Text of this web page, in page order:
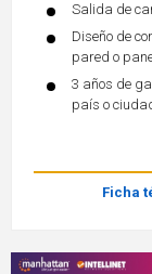
Salida de
Diseño de
pared o
3 años de
país o
Ficha